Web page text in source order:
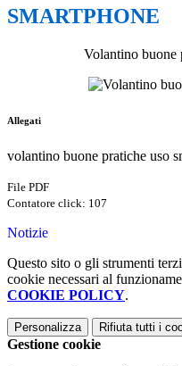
SMARTPHONE
Volantino buone
Allegati
volantino buone pratiche uso
File PDF
Contatore click: 107
Notizie
Questo sito o gli strumenti
cookie necessari al
COOKIE POLICY.
Personalizza Rifiuta tutti i
Gestione cookie